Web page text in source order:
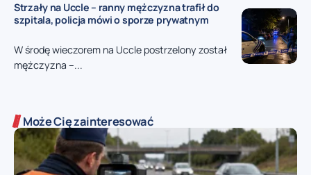
Strzały na Uccle – ranny mężczyzna trafił do
szpitala, policja mówi o sporze prywatnym
W środę wieczorem na Uccle postrzelony został
mężczyzna –...
Może Cię zainteresować